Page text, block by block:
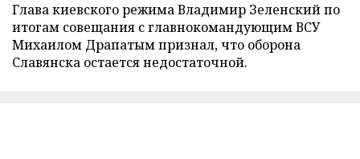
Глава киевского режима Владимир Зеленский по
итогам совещания с главнокомандующим ВСУ
Михаилом Драпатым признал, что оборона
Славянска остается недостаточной.